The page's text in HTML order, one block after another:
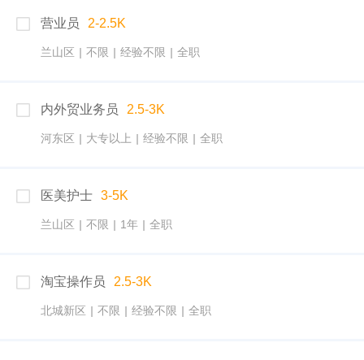
营业员 2-2.5K
兰山区 | 不限 | 经验不限 | 全职
内外贸业务员 2.5-3K
河东区 | 大专以上 | 经验不限 | 全职
医美护士 3-5K
兰山区 | 不限 | 1年 | 全职
淘宝操作员 2.5-3K
北城新区 | 不限 | 经验不限 | 全职